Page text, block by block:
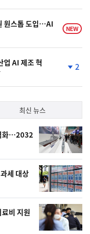
원스톱 도입…AI
NEW
업 AI 제조 혁
계
락
2
최신 뉴스
화…2032
세 대상
비 지원